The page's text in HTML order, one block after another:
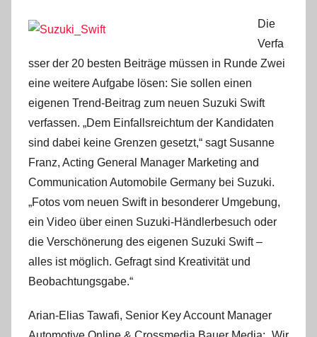
Die
Verfa
sser der 20 besten Beiträge müssen in Runde Zwei
eine weitere Aufgabe lösen: Sie sollen einen
eigenen Trend-Beitrag zum neuen Suzuki Swift
verfassen. „Dem Einfallsreichtum der Kandidaten
sind dabei keine Grenzen gesetzt,“ sagt Susanne
Franz, Acting General Manager Marketing and
Communication Automobile Germany bei Suzuki.
„Fotos vom neuen Swift in besonderer Umgebung,
ein Video über einen Suzuki-Händlerbesuch oder
die Verschönerung des eigenen Suzuki Swift –
alles ist möglich. Gefragt sind Kreativität und
Beobachtungsgabe.“
Arian-Elias Tawafi, Senior Key Account Manager